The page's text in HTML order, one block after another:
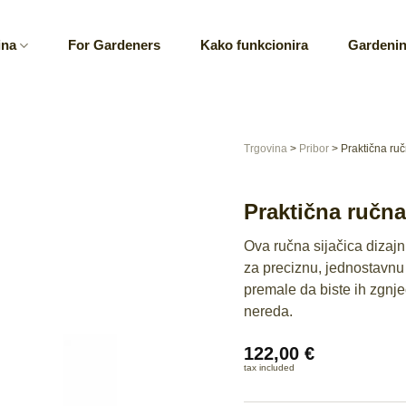
For Gardeners Kako funkcionira
Trgovina > Pribor > Praktična
Praktična
Ova ručna sijačica
za preciznu,
premale da biste ih
nereda.
122,00 €
tax included